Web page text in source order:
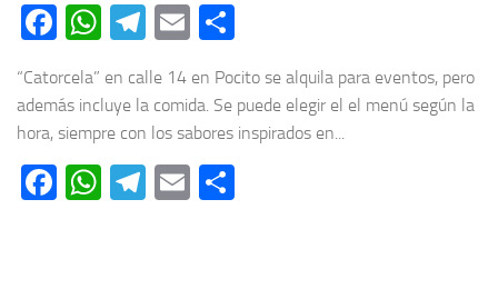
Facebook
WhatsApp
Telegram
Email
“Catorcela” en calle 14 en Pocito se alquila para eventos, pero
además incluye la comida. Se puede elegir el el menú según la
hora, siempre con los sabores inspirados en...
Facebook
WhatsApp
Telegram
Email